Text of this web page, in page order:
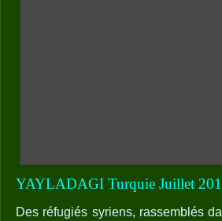
YAYLADAGI Turquie Juillet
Des réfugiés syriens, rassemblés